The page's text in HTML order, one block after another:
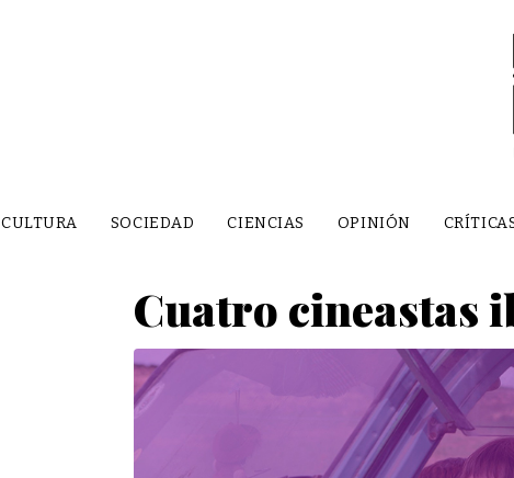
CULTURA SOCIEDAD CIENCIAS OPINIÓN
Cuatro cineastas